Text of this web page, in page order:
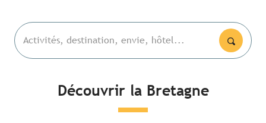
Activités, destination, envie, hôtel...
Découvrir la Bretagne
Les lieux emblématiques